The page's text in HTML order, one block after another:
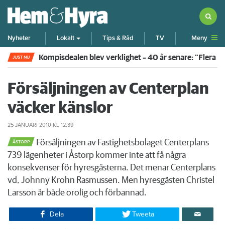
Nyheter Lokalt Tips & Råd TV Meny
JUST NU Kompisdealen blev verklighet – 40 år senare: "Flera
Försäljningen av Centerplan
väcker känslor
25 JANUARI 2010 KL 12:39
ÅSTORP
Försäljningen av Fastighetsbolaget Centerplans
739 lägenheter i Åstorp kommer inte att få några
konsekvenser för hyresgästerna. Det menar Centerplans
vd, Johnny Krohn Rasmussen. Men hyresgästen Christel
Larsson är både orolig och förbannad.
Dela Tweeta